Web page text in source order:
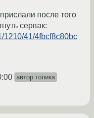
после того
сервак:
1210/41/4fbcf8c80bc
автор топика